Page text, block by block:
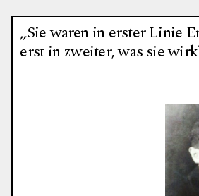
„Sie waren in erster Linie
erst in zweiter, was sie